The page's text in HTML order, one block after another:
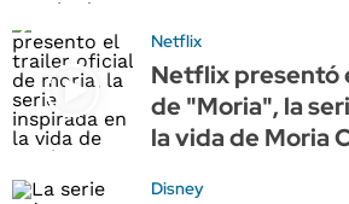
Netflix
Netflix presentó
de "Moria", la
la vida de Moria
Disney